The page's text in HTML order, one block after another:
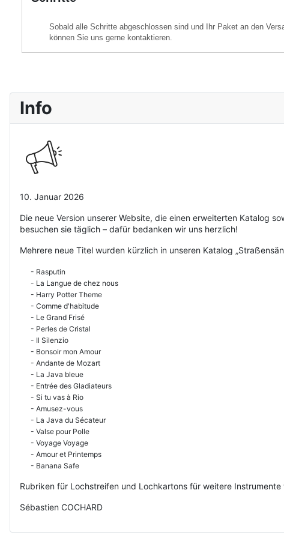
Info
10. Januar 2026
Die neue Version unserer Website, die einen erweiterten Katalog
besuchen sie täglich – dafür bedanken wir uns herzlich!
Mehrere neue Titel wurden kürzlich in unseren Katalog
- Rasputin
- La Langue de chez nous
- Harry Potter Theme
- Comme d'habitude
- Le Grand Frisé
- Perles de Cristal
- Il Silenzio
- Bonsoir mon Amour
- Andante de Mozart
- La Java bleue
- Entrée des Gladiateurs
- Si tu vas à Rio
- Amusez-vous
- La Java du Sécateur
- Valse pour Polle
- Voyage Voyage
- Amour et Printemps
- Banana Safe
Rubriken für Lochstreifen und Lochkartons für weitere
Sébastien COCHARD
Sobald alle Schritte abgeschlossen sind und Ihr Paket an den
können Sie uns gerne kontaktieren.